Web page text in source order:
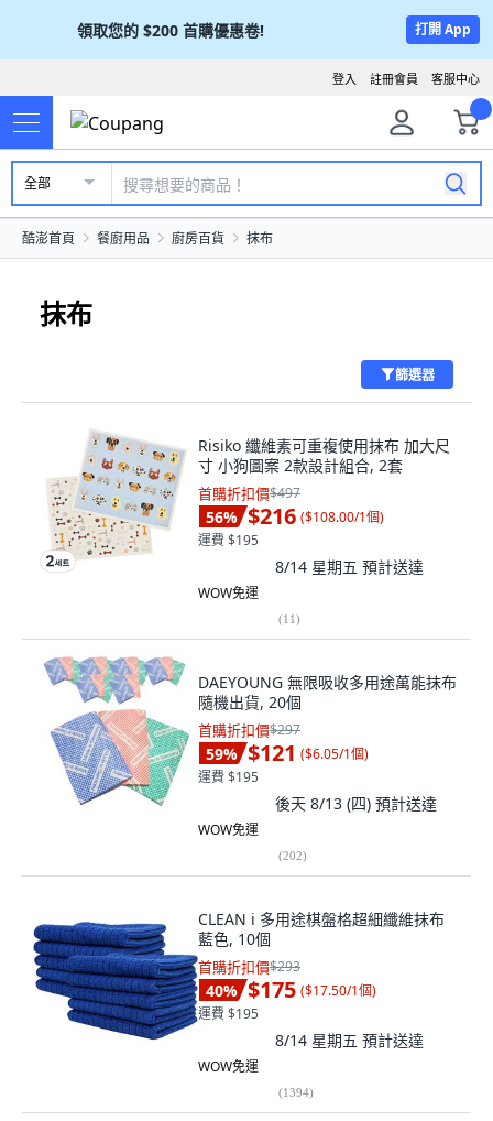
領取您的 $200 首購優惠卷! 打開 App
客服中心
註冊會員
登入
全部
酷澎首頁 餐廚用品 廚房百貨 抹布
抹布
篩選器
Risiko 纖維素可重複使用抹布 加大尺
寸 小狗圖案 2款設計組合, 2套
首購折扣價$497
56% $216 ($108.00/1個)
運費 $195
8/14 星期五 預計送達
WOW免運
(11)
DAEYOUNG 無限吸收多用途萬能抹布
隨機出貨, 20個
首購折扣價$297
59% $121 ($6.05/1個)
運費 $195
後天 8/13 (四) 預計送達
WOW免運
(202)
CLEAN i 多用途棋盤格超細纖維抹布
藍色, 10個
首購折扣價$293
40% $175 ($17.50/1個)
運費 $195
8/14 星期五 預計送達
WOW免運
(1394)